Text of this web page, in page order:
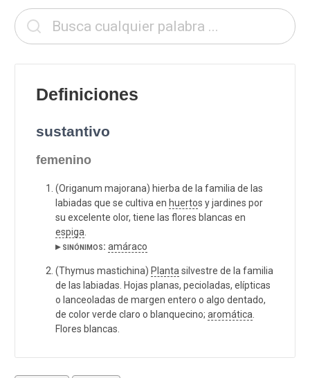
Definiciones
sustantivo
femenino
(Origanum majorana) hierba de la familia de las
labiadas que se cultiva en huertos y jardines por
su excelente olor, tiene las flores blancas en
espiga
▸ sinónimos: amáraco
(Thymus mastichina) Planta silvestre de la familia
de las labiadas. Hojas planas, pecioladas, elípticas
o lanceoladas de margen entero o algo dentado,
de color verde claro o blanquecino; aromática
Flores blancas.